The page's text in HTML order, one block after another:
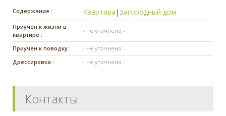
Содержание : Квартира |Загородный дом
Приучен к жизни в
квартире :
- не уточнено -
Приучен к поводку :
- не уточнено -
Дрессировка :
- не уточнено -
Контакты